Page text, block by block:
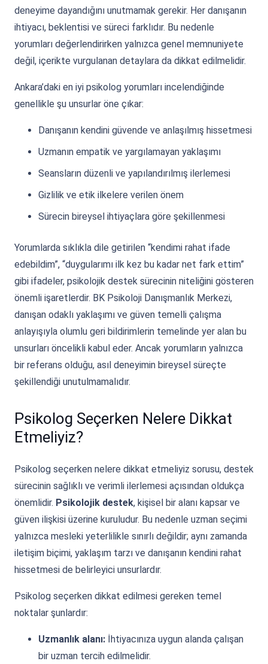
deneyime dayandığını unutmamak gerekir. Her danışanın
ihtiyacı, beklentisi ve süreci farklıdır. Bu nedenle
yorumları değerlendirirken yalnızca genel memnuniyete
değil, içerikte vurgulanan detaylara da dikkat edilmelidir.
Ankara’daki en iyi psikolog yorumları incelendiğinde
genellikle şu unsurlar öne çıkar:
Danışanın kendini güvende ve anlaşılmış hissetmesi
Uzmanın empatik ve yargılamayan yaklaşımı
Seansların düzenli ve yapılandırılmış ilerlemesi
Gizlilik ve etik ilkelere verilen önem
Sürecin bireysel ihtiyaçlara göre şekillenmesi
Yorumlarda sıklıkla dile getirilen “kendimi rahat ifade
edebildim”, “duygularımı ilk kez bu kadar net fark ettim”
gibi ifadeler, psikolojik destek sürecinin niteliğini gösteren
önemli işaretlerdir. BK Psikoloji Danışmanlık Merkezi,
danışan odaklı yaklaşımı ve güven temelli çalışma
anlayışıyla olumlu geri bildirimlerin temelinde yer alan bu
unsurları öncelikli kabul eder. Ancak yorumların yalnızca
bir referans olduğu, asıl deneyimin bireysel süreçte
şekillendiği unutulmamalıdır.
Psikolog Seçerken Nelere Dikkat
Etmeliyiz?
Psikolog seçerken nelere dikkat etmeliyiz sorusu, destek
sürecinin sağlıklı ve verimli ilerlemesi açısından oldukça
önemlidir. Psikolojik destek, kişisel bir alanı kapsar ve
güven ilişkisi üzerine kuruludur. Bu nedenle uzman seçimi
yalnızca mesleki yeterlilikle sınırlı değildir; aynı zamanda
iletişim biçimi, yaklaşım tarzı ve danışanın kendini rahat
hissetmesi de belirleyici unsurlardır.
Psikolog seçerken dikkat edilmesi gereken temel
noktalar şunlardır:
Uzmanlık alanı: İhtiyacınıza uygun alanda çalışan
bir uzman tercih edilmelidir.